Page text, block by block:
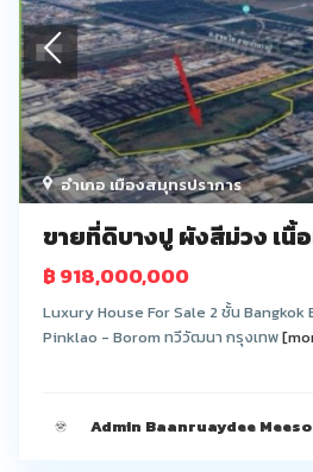
อำเภอ เมืองสมุทรปราการ
ขายที่ดิบางปู ผังสีม่วง เนื้อ
฿ 918,000,000
Luxury House For Sale 2 ชั้น
Pinklao - Borom ทวีวัฒนา กรุงเทพ
Admin Baanruaydee